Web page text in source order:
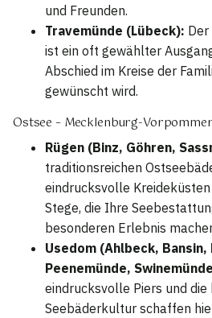
und Freunden.
Travemünde (Lübeck):
ist ein oft gewählter
Abschied im Kreise der
gewünscht wird.
Ostsee – Mecklenburg-
Rügen (Binz, Göhren,
traditionsreichen
eindrucksvolle
Stege, die Ihre
besonderen Erlebnis
Usedom (Ahlbeck,
Peenemünde,
eindrucksvolle Piers und die
Seebäderkultur schaffen